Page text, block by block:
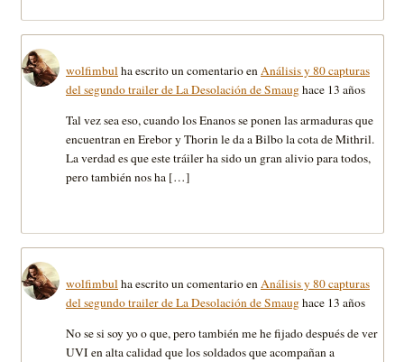
wolfimbulha escrito un comentario enAnálisis y 80 capturas
del segundo trailer de La Desolación de Smaughace 13 años
Tal vez sea eso, cuando los Enanos se ponen las armaduras que
encuentran en Erebor y Thorin le da a Bilbo la cota de Mithril.
La verdad es que este tráiler ha sido un gran alivio para todos,
pero también nos ha […]
wolfimbulha escrito un comentario enAnálisis y 80 capturas
del segundo trailer de La Desolación de Smaughace 13 años
No se si soy yo o que, pero también me he fijado después de ver
UVI en alta calidad que los soldados que acompañan a